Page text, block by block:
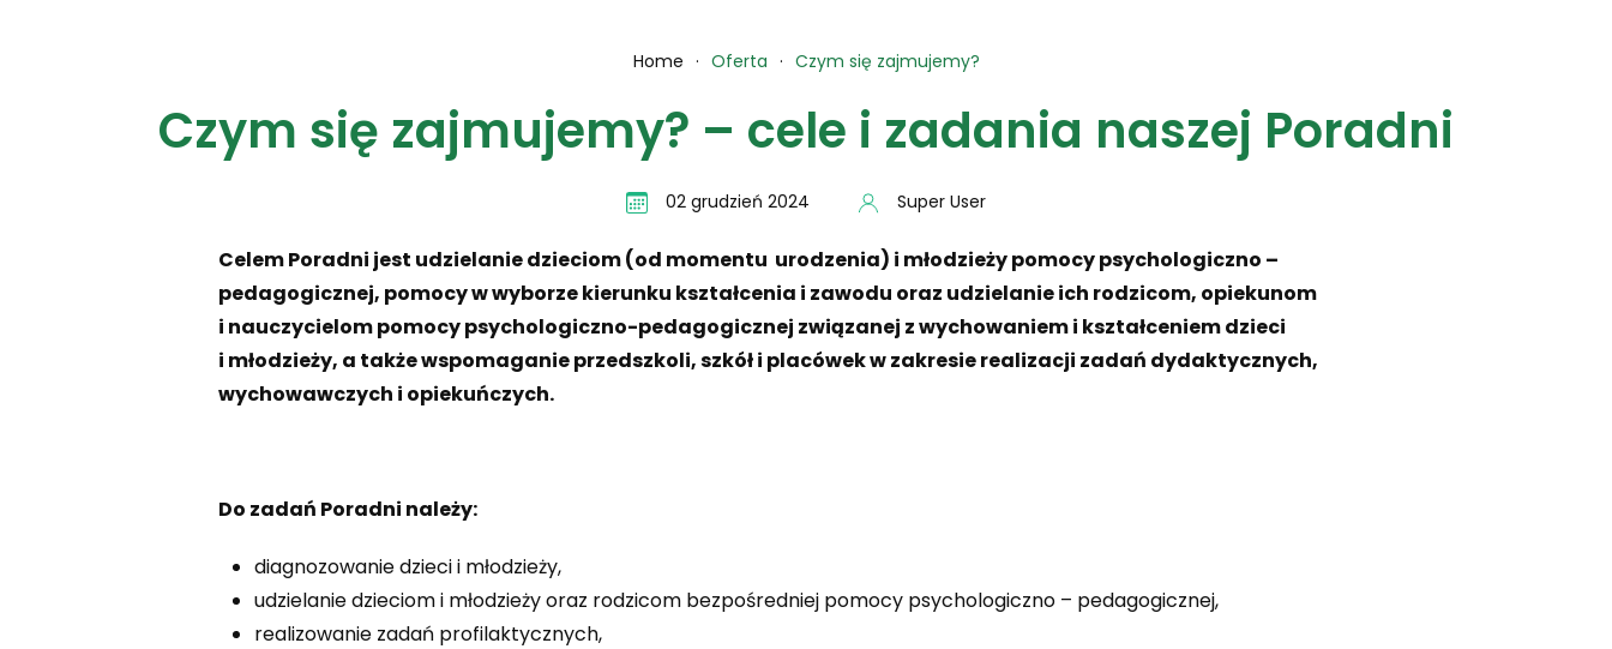
Home Oferta Czym się zajmujemy?
Czym się zajmujemy? – cele i zadania naszej Poradni
02 grudzień 2024 Super User
Celem Poradni jest udzielanie dzieciom (od momentu urodzenia) i młodzieży pomocy psychologiczno –
pedagogicznej, pomocy w wyborze kierunku kształcenia i zawodu oraz udzielanie ich rodzicom, opiekunom
i nauczycielom pomocy psychologiczno-pedagogicznej związanej z wychowaniem i kształceniem dzieci
i młodzieży, a także wspomaganie przedszkoli, szkół i placówek w zakresie realizacji zadań dydaktycznych,
wychowawczych i opiekuńczych.
Do zadań Poradni należy:
diagnozowanie dzieci i młodzieży,
udzielanie dzieciom i młodzieży oraz rodzicom bezpośredniej pomocy psychologiczno – pedagogicznej,
realizowanie zadań profilaktycznych,